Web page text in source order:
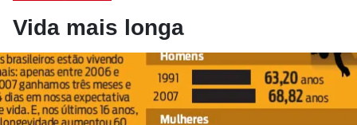
Vida mais longa